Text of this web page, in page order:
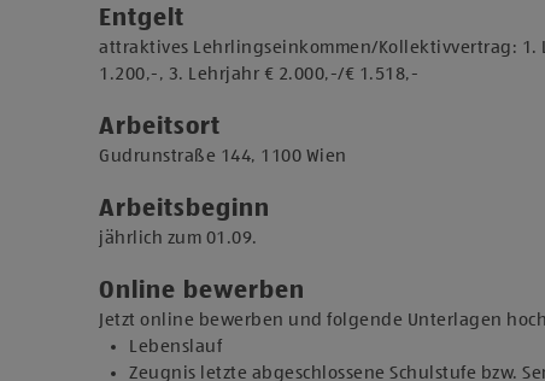
Entgelt
attraktives Lehrlingseinkommen/Kollektivvertrag: 1.
1.200,-, 3. Lehrjahr € 2.000,-/€ 1.518,-
Arbeitsort
​Gudrunstraße 144, 1100 Wien​​
Arbeitsbeginn
jährlich zum 01.09.​
Online bewerben
Jetzt online bewerben und folgende Unterlagen
Lebenslauf
Zeugnis letzte abgeschlossene Schulstufe bzw.